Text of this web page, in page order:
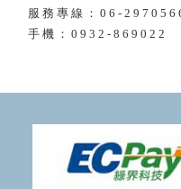
服務專線：06-
手機：0932-869022